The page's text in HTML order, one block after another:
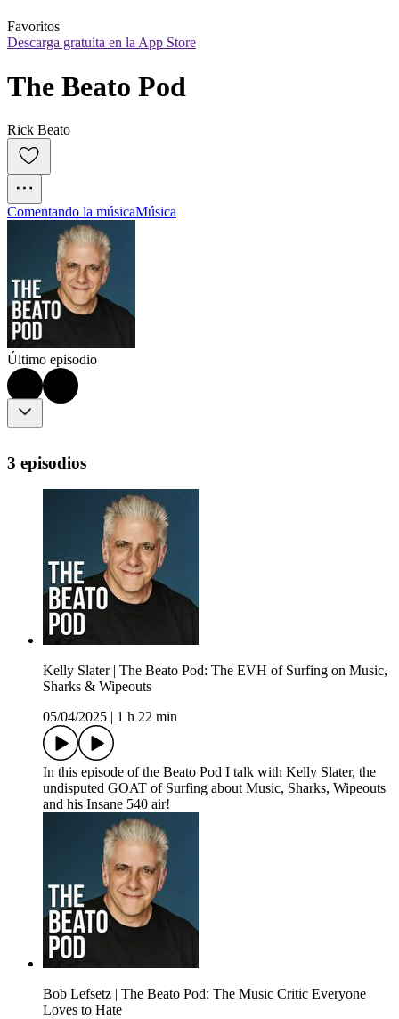
Favoritos
Descarga gratuita en la App Store
The Beato Pod
Rick Beato
Comentando la músicaMúsica
Último episodio
3 episodios
Kelly Slater | The Beato Pod: The EVH of Surfing on Music,
Sharks & Wipeouts
05/04/2025
1 h 22 min
In this episode of the Beato Pod I talk with Kelly Slater, the
undisputed GOAT of Surfing about Music, Sharks, Wipeouts
and his Insane 540 air!
Bob Lefsetz | The Beato Pod: The Music Critic Everyone
Loves to Hate